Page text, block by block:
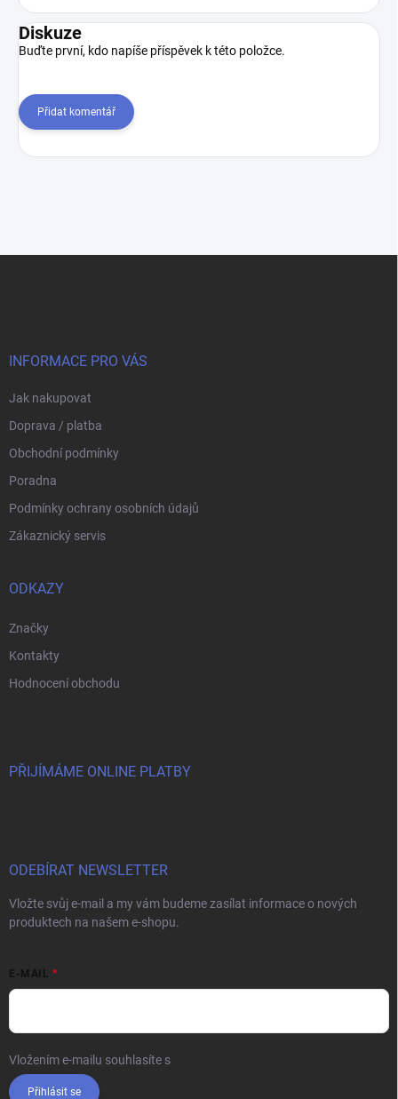
Diskuze
Buďte první, kdo napíše příspěvek k této položce.
Přidat komentář
INFORMACE PRO VÁS
Jak nakupovat
Doprava / platba
Obchodní podmínky
Poradna
Podmínky ochrany osobních údajů
Zákaznický servis
ODKAZY
Značky
Kontakty
Hodnocení obchodu
PŘIJÍMÁME ONLINE PLATBY
ODEBÍRAT NEWSLETTER
Vložte svůj e-mail a my vám budeme zasílat informace o nových
produktech na našem e-shopu.
E-MAIL
Vložením e-mailu souhlasíte s
Přihlásit se